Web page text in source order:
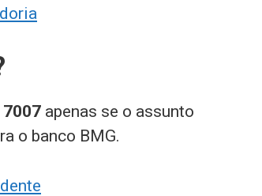
apenas se o assunto
o banco BMG.